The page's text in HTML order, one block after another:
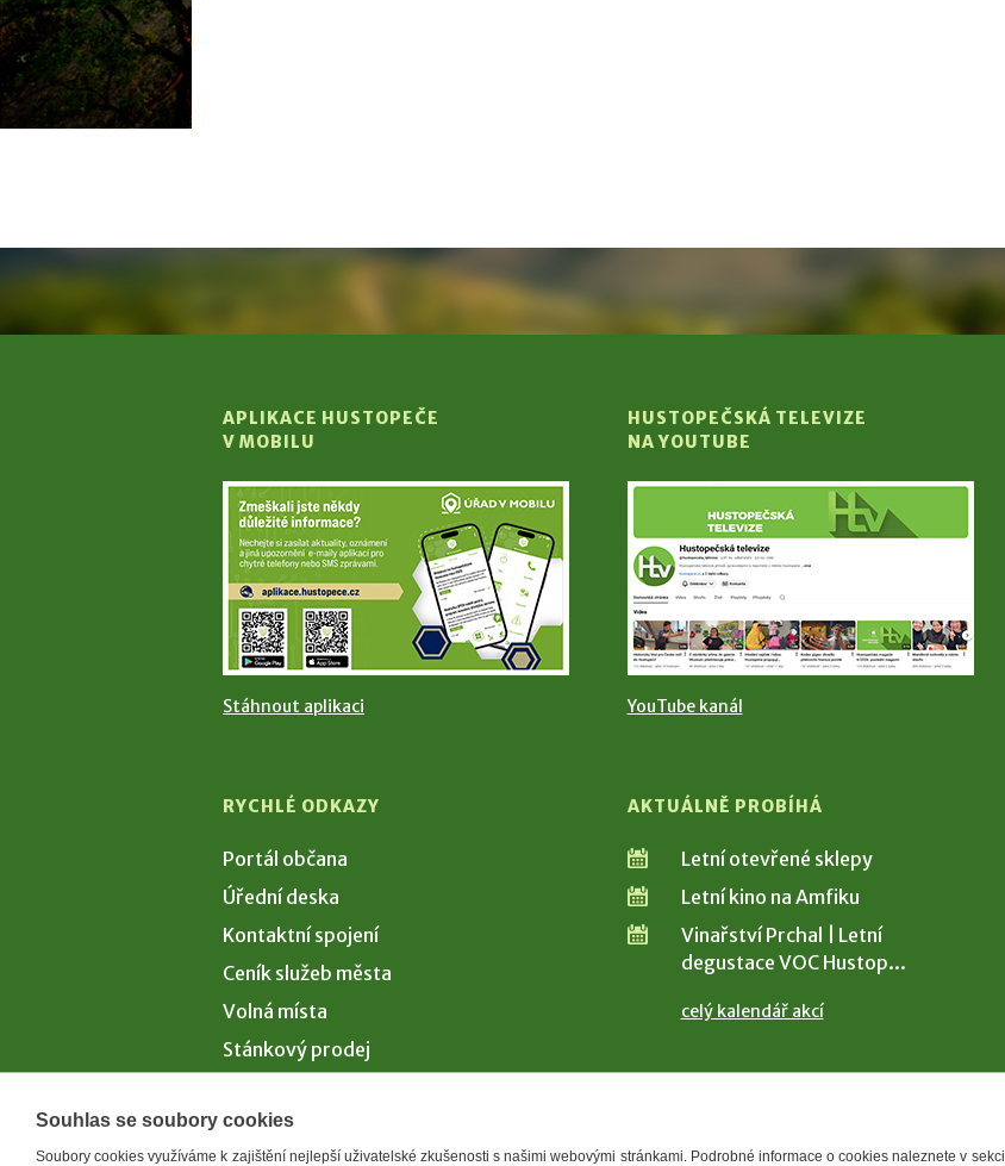
APLIKACE HUSTOPEČE
V MOBILU
Stáhnout aplikaci
HUSTOPEČSKÁ TELEVIZE
NA YOUTUBE
YouTube kanál
RYCHLÉ ODKAZY
Portál občana
Úřední deska
Kontaktní spojení
Ceník služeb města
Volná místa
Stánkový prodej
AKTUÁLNĚ PROBÍHÁ
Letní otevřené sklepy
Letní kino na Amfiku
Vinařství Prchal | Letní
degustace VOC Hustop...
celý kalendář akcí
Souhlas se soubory cookies
Soubory cookies využíváme k zajištění nejlepší uživatelské zkušenosti s našimi webovými stránkami. Podrobné informace o cookies naleznete v sekci